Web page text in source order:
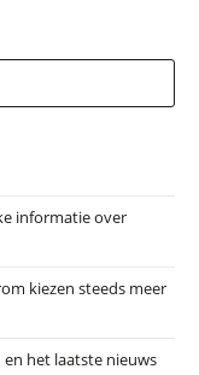
op
informatie over
kiezen steeds meer
en het laatste nieuws